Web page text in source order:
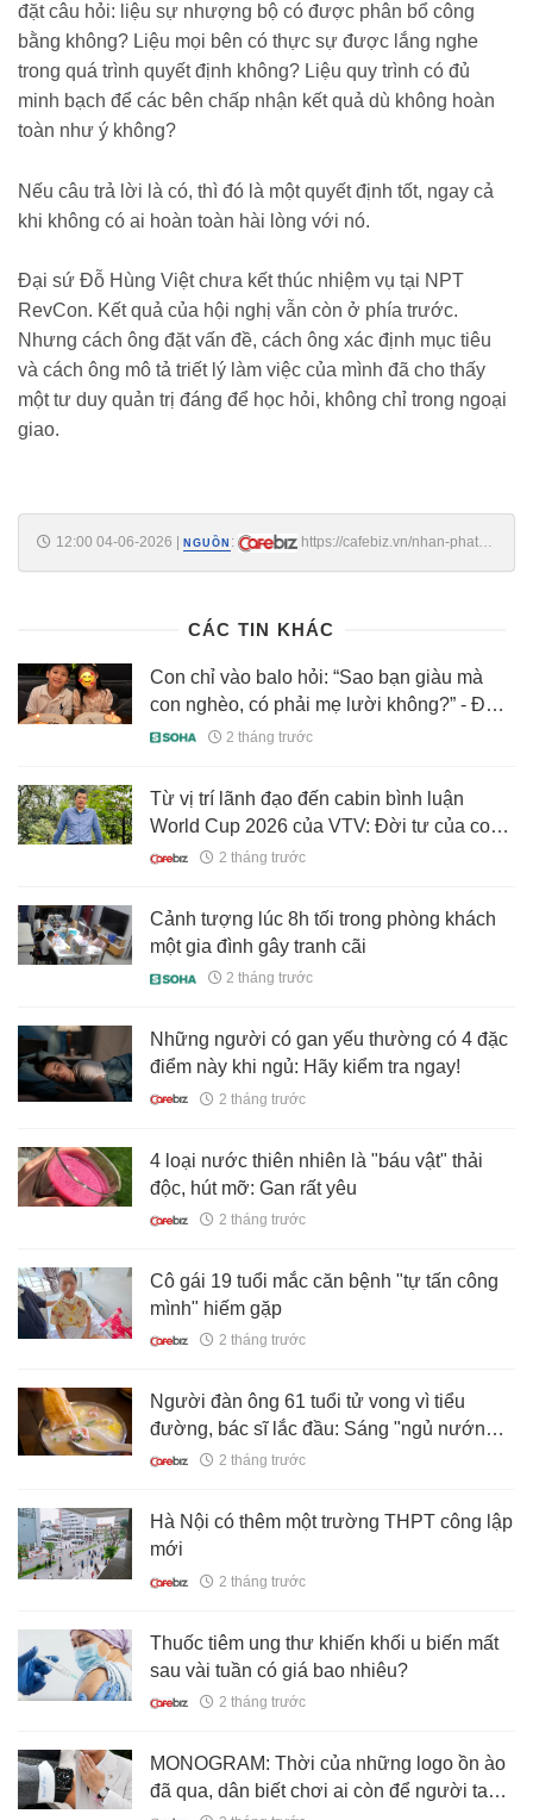
đặt câu hỏi: liệu sự nhượng bộ có được phân bổ công
bằng không? Liệu mọi bên có thực sự được lắng nghe
trong quá trình quyết định không? Liệu quy trình có đủ
minh bạch để các bên chấp nhận kết quả dù không hoàn
toàn như ý không?
Nếu câu trả lời là có, thì đó là một quyết định tốt, ngay cả
khi không có ai hoàn toàn hài lòng với nó.
Đại sứ Đỗ Hùng Việt chưa kết thúc nhiệm vụ tại NPT
RevCon. Kết quả của hội nghị vẫn còn ở phía trước.
Nhưng cách ông đặt vấn đề, cách ông xác định mục tiêu
và cách ông mô tả triết lý làm việc của mình đã cho thấy
một tư duy quản trị đáng để học hỏi, không chỉ trong ngoại
giao.
12:00 04-06-2026 | NGUỒN :
https://cafebiz.vn/nhan-phat-
CÁC TIN KHÁC
Con chỉ vào balo hỏi: “Sao bạn giàu mà
con nghèo, có phải mẹ lười không?” - Đây
là câu trả lời hơn cả tuyệt vời từ một bà mẹ
2 tháng trước
Từ vị trí lãnh đạo đến cabin bình luận
World Cup 2026 của VTV: Đời tư của con
trai cố nhạc sĩ giữ kỷ lục Việt Nam gây chú
2 tháng trước
Cảnh tượng lúc 8h tối trong phòng khách
một gia đình gây tranh cãi
2 tháng trước
Những người có gan yếu thường có 4 đặc
điểm này khi ngủ: Hãy kiểm tra ngay!
2 tháng trước
4 loại nước thiên nhiên là "báu vật" thải
độc, hút mỡ: Gan rất yêu
2 tháng trước
Cô gái 19 tuổi mắc căn bệnh "tự tấn công
mình" hiếm gặp
2 tháng trước
Người đàn ông 61 tuổi tử vong vì tiểu
đường, bác sĩ lắc đầu: Sáng "ngủ nướng"
còn hơn làm 4 việc!
2 tháng trước
Hà Nội có thêm một trường THPT công lập
mới
2 tháng trước
Thuốc tiêm ung thư khiến khối u biến mất
sau vài tuần có giá bao nhiêu?
2 tháng trước
MONOGRAM: Thời của những logo ồn ào
đã qua, dân biết chơi ai còn để người ta